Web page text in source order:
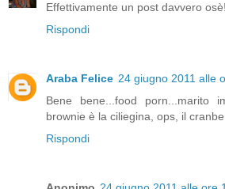
Effettivamente un post davvero
Rispondi
Araba Felice 24 giugno 2011 alle
Bene bene...food porn...marito
brownie è la ciliegina, ops, il
Rispondi